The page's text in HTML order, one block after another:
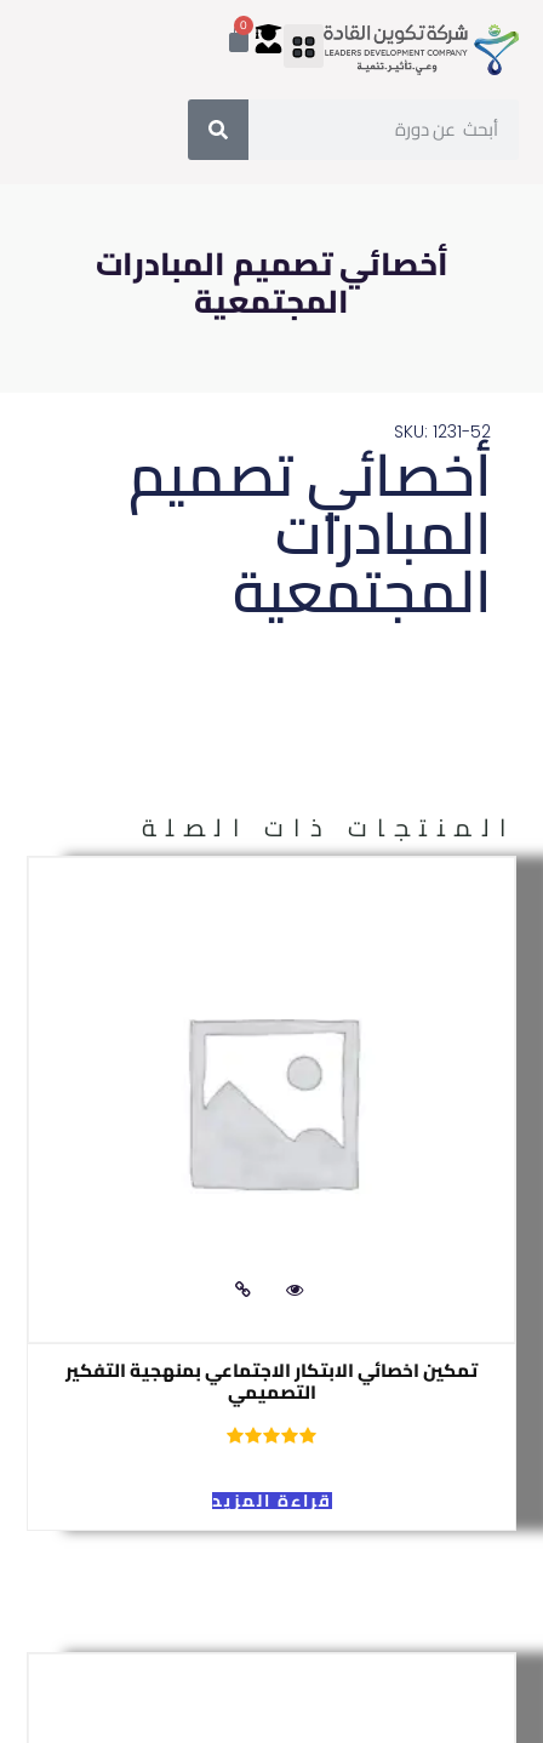
0
أخصائي تصميم المبادرات
المجتمعية
SKU: 1231-52
أخصائي تصميم
المبادرات
المجتمعية
المنتجات ذات الصلة
تمكين اخصائي الابتكار الاجتماعي بمنهجية التفكير
التصميمي
قراءة المزيد